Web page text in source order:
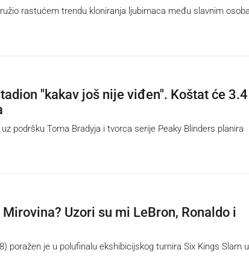
rastućem trendu kloniranja ljubimaca među slavnim
"kakav još nije viđen". Koštat će 3.4
podršku Toma Bradyja i tvorca serije Peaky Blinders planira
Uzori su mi LeBron, Ronaldo i
poražen je u polufinalu ekshibicijskog turnira Six Kings Slam u